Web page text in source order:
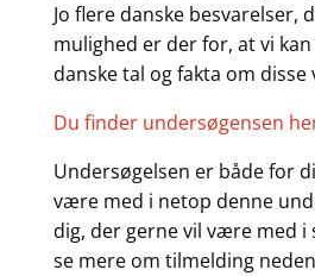
Jo flere danske besvarelser,
mulighed er der for, at vi
danske tal og fakta om disse
Du finder undersøgensen
Undersøgelsen er både for
være med i netop denne
dig, der gerne vil være med i
se mere om tilmelding